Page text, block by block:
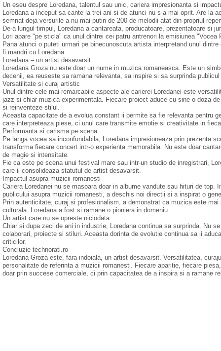
Un eseu despre Loredana, talentul sau unic, cariera impresionanta si
Loredana a inceput sa cante la trei ani si de atunci nu s-a mai oprit. Are la
semnat deja versurile a nu mai putin de 200 de melodii atat din propriul
De-a lungul timpul, Loredana a cantareata, producatoare, prezentatoare si
Lori apare "pe sticla" ca unul dintrei cei patru antrenori la emisiunea
Pana atunci o puteti urmari pe binecunoscuta artista interpretand unul
fi mandri cu Loredana.
Loredana – un artist desavarsit
Loredana Groza nu este doar un nume in muzica romaneasca. Este un
decenii, ea reuseste sa ramana relevanta, sa inspire si sa surprinda
Versatilitate si curaj artistic
Unul dintre cele mai remarcabile aspecte ale carierei Loredanei este
jazz si chiar muzica experimentala. Fiecare proiect aduce cu sine o doza
si reinventeze stilul.
Aceasta capacitate de a evolua constant ii permite sa fie relevanta pentru
care interpreteaza piese, ci unul care transmite emotie si creativitate in
Performanta si carisma pe scena
Pe langa vocea sa inconfundabila, Loredana impresioneaza prin prezenta
transforma fiecare concert intr-o experienta memorabila. Nu este doar
de magie si intensitate.
Fie ca este pe scena unui festival mare sau intr-un studio de inregistrari,
care ii consolideaza statutul de artist desavarsit.
Impactul asupra muzicii romanesti
Cariera Loredanei nu se masoara doar in albume vandute sau hituri de
publicului asupra muzicii romanesti, a deschis noi directii si a inspirat o
Prin autenticitate, curaj si profesionalism, a demonstrat ca muzica este
culturala. Loredana a fost si ramane o pioniera in domeniu.
Un artist care nu se opreste niciodata
Chiar si dupa zeci de ani in industrie, Loredana continua sa surprinda. Nu
colaborari, proiecte si stiluri. Aceasta dorinta de evolutie continua sa ii
criticilor.
Concluzie technorati.ro
Loredana Groza este, fara indoiala, un artist desavarsit. Versatilitatea,
personalitate de referinta a muzicii romanesti. Fiecare aparitie, fiecare
doar prin succese comerciale, ci prin capacitatea de a inspira si a ramane